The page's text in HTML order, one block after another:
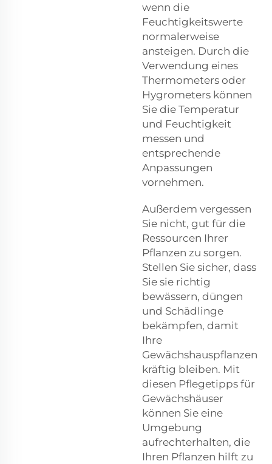
wenn die
Feuchtigkeitswerte
normalerweise
ansteigen. Durch die
Verwendung eines
Thermometers oder
Hygrometers können
Sie die Temperatur
und Feuchtigkeit
messen und
entsprechende
Anpassungen
vornehmen.
Außerdem vergessen
Sie nicht, gut für die
Ressourcen Ihrer
Pflanzen zu sorgen.
Stellen Sie sicher, dass
Sie sie richtig
bewässern, düngen
und Schädlinge
bekämpfen, damit
Ihre
Gewächshauspflanzen
kräftig bleiben. Mit
diesen Pflegetipps für
Gewächshäuser
können Sie eine
Umgebung
aufrechterhalten, die
Ihren Pflanzen hilft zu